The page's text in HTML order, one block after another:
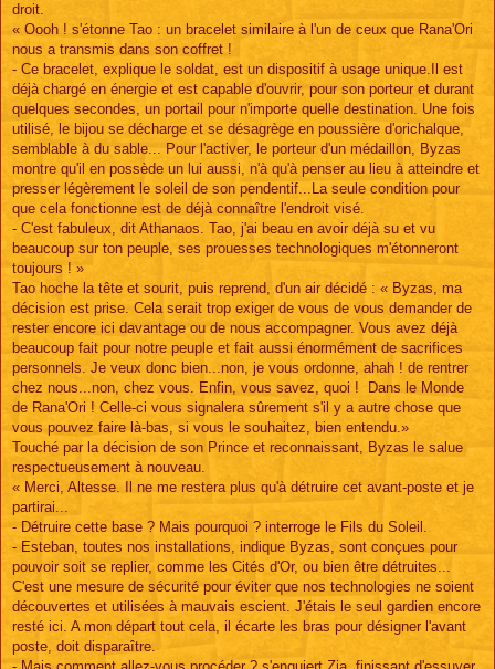
droit.
« Oooh ! s'étonne Tao : un bracelet similaire à l'un de ceux que Rana'Ori
nous a transmis dans son coffret !
- Ce bracelet, explique le soldat, est un dispositif à usage unique.Il est
déjà chargé en énergie et est capable d'ouvrir, pour son porteur et durant
quelques secondes, un portail pour n'importe quelle destination. Une fois
utilisé, le bijou se décharge et se désagrège en poussière d'orichalque,
semblable à du sable... Pour l'activer, le porteur d'un médaillon, Byzas
montre qu'il en possède un lui aussi, n'à qu'à penser au lieu à atteindre et
presser légèrement le soleil de son pendentif...La seule condition pour
que cela fonctionne est de déjà connaître l'endroit visé.
- C'est fabuleux, dit Athanaos. Tao, j'ai beau en avoir déjà su et vu
beaucoup sur ton peuple, ses prouesses technologiques m'étonneront
toujours ! »
Tao hoche la tête et sourit, puis reprend, d'un air décidé : « Byzas, ma
décision est prise. Cela serait trop exiger de vous de vous demander de
rester encore ici davantage ou de nous accompagner. Vous avez déjà
beaucoup fait pour notre peuple et fait aussi énormément de sacrifices
personnels. Je veux donc bien...non, je vous ordonne, ahah ! de rentrer
chez nous...non, chez vous. Enfin, vous savez, quoi ! Dans le Monde
de Rana'Ori ! Celle-ci vous signalera sûrement s'il y a autre chose que
vous pouvez faire là-bas, si vous le souhaitez, bien entendu.»
Touché par la décision de son Prince et reconnaissant, Byzas le salue
respectueusement à nouveau.
« Merci, Altesse. Il ne me restera plus qu'à détruire cet avant-poste et je
partirai...
- Détruire cette base ? Mais pourquoi ? interroge le Fils du Soleil.
- Esteban, toutes nos installations, indique Byzas, sont conçues pour
pouvoir soit se replier, comme les Cités d'Or, ou bien être détruites...
C'est une mesure de sécurité pour éviter que nos technologies ne soient
découvertes et utilisées à mauvais escient. J'étais le seul gardien encore
resté ici. A mon départ tout cela, il écarte les bras pour désigner l'avant
poste, doit disparaître.